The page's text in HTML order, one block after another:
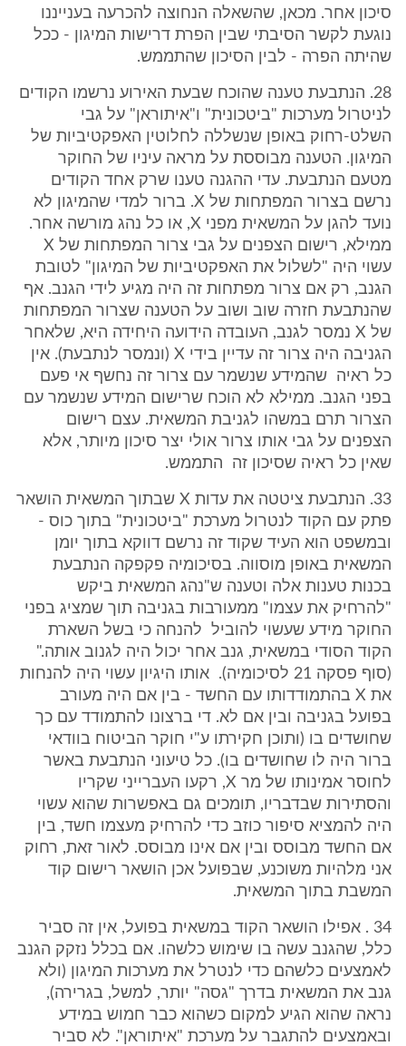
סיכון אחר. מכאן, שהשאלה הנחוצה להכרעה בענייננו
נוגעת לקשר הסיבתי שבין הפרת דרישות המיגון - ככל
שהיתה הפרה - לבין הסיכון שהתממש.
28. הנתבעת טענה שהוכח שבעת האירוע נרשמו הקודים
לניטרול מערכות "ביטכונית" ו"איתוראן" על גבי
השלט-רחוק באופן שנשללה לחלוטין האפקטיביות של
המיגון. הטענה מבוססת על מראה עיניו של החוקר
מטעם הנתבעת. עדי ההגנה טענו שרק אחד הקודים
נרשם בצרור המפתחות של X. ברור למדי שהמיגון לא
נועד להגן על המשאית מפני X, או כל נהג מורשה אחר.
ממילא, רישום הצפנים על גבי צרור המפתחות של X
עשוי היה "לשלול את האפקטיביות של המיגון" לטובת
הגנב, רק אם צרור מפתחות זה היה מגיע לידי הגנב. אף
שהנתבעת חזרה שוב ושוב על הטענה שצרור המפתחות
של X נמסר לגנב, העובדה הידועה היחידה היא, שלאחר
הגניבה היה צרור זה עדיין בידי X (ונמסר לנתבעת). אין
כל ראיה שהמידע שנשמר עם צרור זה נחשף אי פעם
בפני הגנב. ממילא לא הוכח שרישום המידע שנשמר עם
הצרור תרם במשהו לגניבת המשאית. עצם רישום
הצפנים על גבי אותו צרור אולי יצר סיכון מיותר, אלא
שאין כל ראיה שסיכון זה התממש.
33. הנתבעת ציטטה את עדות X שבתוך המשאית הושאר
פתק עם הקוד לנטרול מערכת "ביטכונית" בתוך כוס -
ובמשפט הוא העיד שקוד זה נרשם דווקא בתוך יומן
המשאית באופן מוסווה. בסיכומיה פקפקה הנתבעת
בכנות טענות אלה וטענה ש"נהג המשאית ביקש
"להרחיק את עצמו" ממעורבות בגניבה תוך שמציג בפני
החוקר מידע שעשוי להוביל להנחה כי בשל השארת
הקוד הסודי במשאית, גנב אחר יכול היה לגנוב אותה."
(סוף פסקה 21 לסיכומיה). אותו היגיון עשוי היה להנחות
את X בהתמודדותו עם החשד - בין אם היה מעורב
בפועל בגניבה ובין אם לא. די ברצונו להתמודד עם כך
שחושדים בו (ותוכן חקירתו ע"י חוקר הביטוח בוודאי
ברור היה לו שחושדים בו). כל טיעוני הנתבעת באשר
לחוסר אמינותו של מר X, רקעו העברייני שקריו
והסתירות שבדבריו, תומכים גם באפשרות שהוא עשוי
היה להמציא סיפור כוזב כדי להרחיק מעצמו חשד, בין
אם החשד מבוסס ובין אם אינו מבוסס. לאור זאת, רחוק
אני מלהיות משוכנע, שבפועל אכן הושאר רישום קוד
המשבת בתוך המשאית.
34 . אפילו הושאר הקוד במשאית בפועל, אין זה סביר
כלל, שהגנב עשה בו שימוש כלשהו. אם בכלל נזקק הגנב
לאמצעים כלשהם כדי לנטרל את מערכות המיגון (ולא
גנב את המשאית בדרך "גסה" יותר, למשל, בגרירה),
נראה שהוא הגיע למקום כשהוא כבר חמוש במידע
ובאמצעים להתגבר על מערכת "איתוראן". לא סביר